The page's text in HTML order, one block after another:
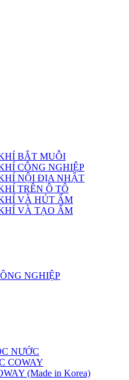
BẮT MUỖI
CÔNG NGHIỆP
NỘI ĐỊA NHẬT
TRÊN Ô TÔ
VÀ HÚT ẨM
VÀ TẠO ẨM
NGHIỆP
NƯỚC
COWAY
(Made in Korea)